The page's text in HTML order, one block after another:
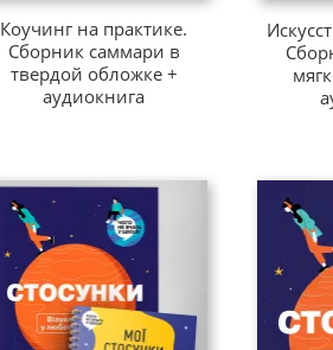
Коучинг на практике.
Сборник саммари в
твердой обложке +
аудиокнига